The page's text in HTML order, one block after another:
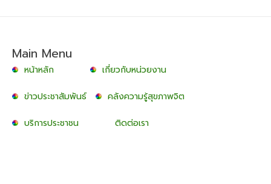
Main Menu
หน้าหลัก เกี่ยวกับหน่วยงาน
ข่าวประชาสัมพันธ์ คลังความรู้สุขภาพจิต
บริการประชาชน ติดต่อเรา